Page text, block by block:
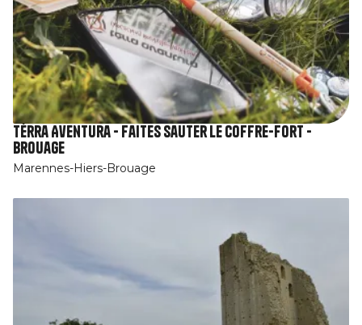
Tèrra Aventura - Faites sauter le coffre-fort -
Brouage
Marennes-Hiers-Brouage